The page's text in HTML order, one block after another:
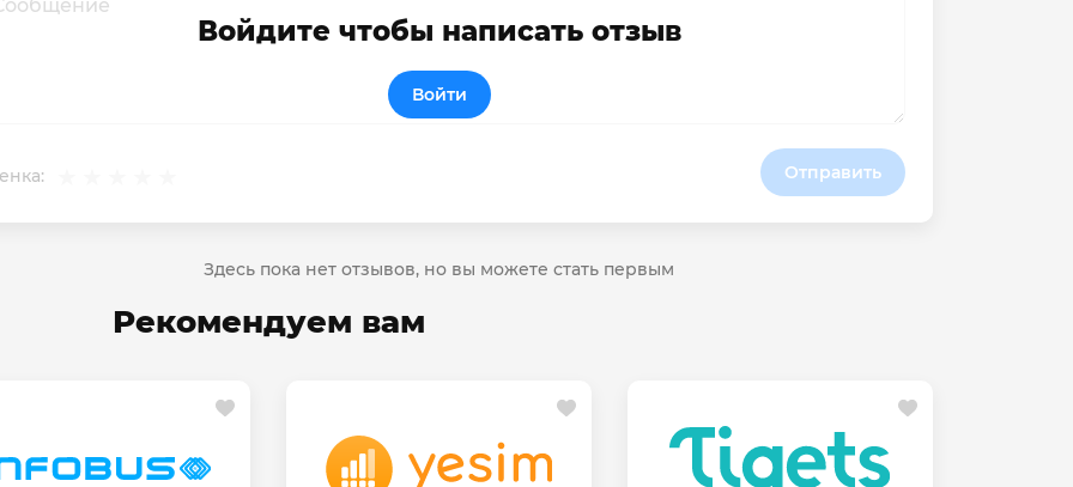
Отправить
Войдите чтобы написать отзыв
Войти
Здесь пока нет отзывов, но вы можете стать первым
Рекомендуем вам